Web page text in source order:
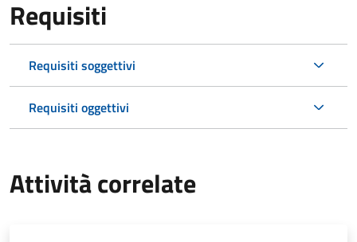
Requisiti
Requisiti soggettivi
Requisiti oggettivi
Attività correlate